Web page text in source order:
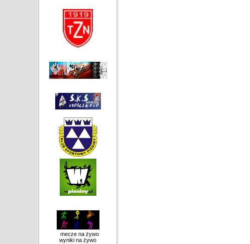
mecze na żywo
wyniki na żywo